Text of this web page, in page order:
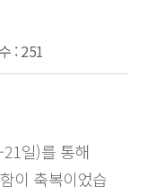
: 251
일)를 통해
이 축복이었습